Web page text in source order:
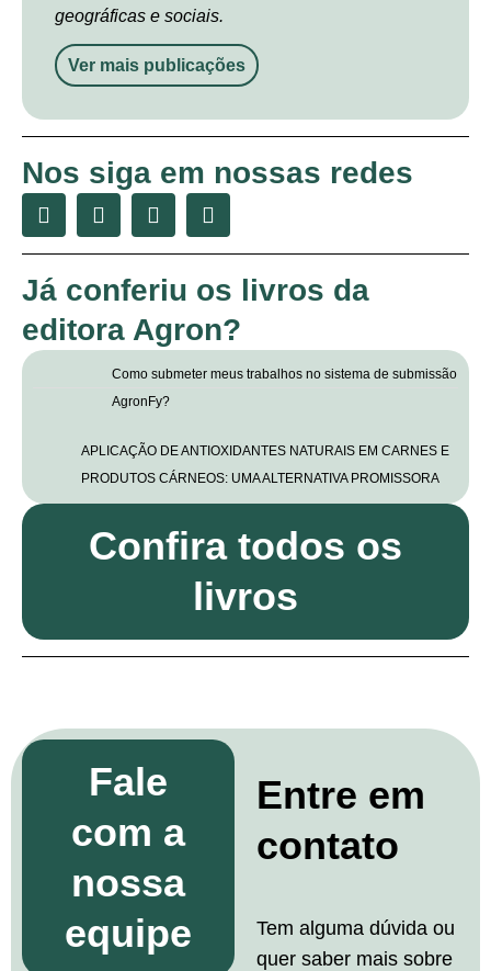
geográficas e sociais.
Ver mais publicações
Nos siga em nossas redes
Já conferiu os livros da
editora Agron?
Como submeter meus trabalhos no sistema de submissão
AgronFy?
APLICAÇÃO DE ANTIOXIDANTES NATURAIS EM CARNES E
PRODUTOS CÁRNEOS: UMA ALTERNATIVA PROMISSORA
Confira todos os
livros
Fale
com a
nossa
equipe
Entre em
contato
Tem alguma dúvida ou
quer saber mais sobre